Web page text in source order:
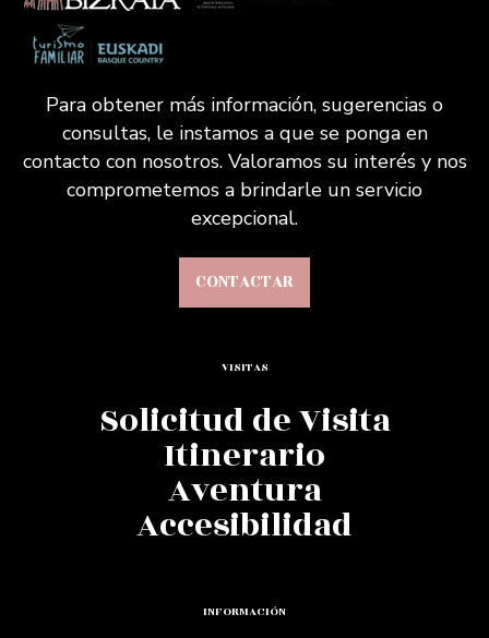
Para obtener más información, sugerencias o
consultas, le instamos a que se ponga en
contacto con nosotros. Valoramos su interés y nos
comprometemos a brindarle un servicio
excepcional.
CONTACTAR
VISITAS
Solicitud de Visita
Itinerario
Aventura
Accesibilidad
INFORMACIÓN